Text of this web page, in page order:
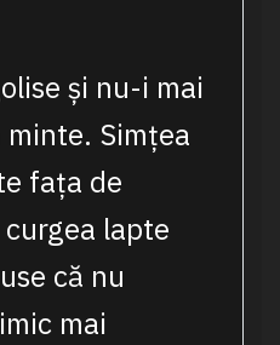
și nu-i mai
Simțea
fața de
lapte
că nu
mai